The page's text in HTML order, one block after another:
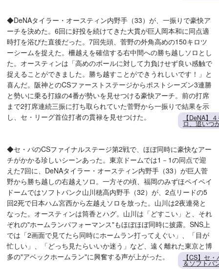
◆DeNAタイラー・オースティン内野手（33）が、一振りで豪快ア
ーチを決めた。6回に好投を続けてきた大貫が巨人岡本和に同点適
時打を浴びた直後だった。7回先頭、菅野の外角高めの150キロツ
ーシームを捉えた。柵越えを確信する右中間への勝ち越しソロとし
た。オースティンは「高めのボールに対して力負けせず良い感触で
捉えることができました。勝ち越すことができうれしいです！」と
喜んだ。阪神とのCSファーストステージからポストシーズン3連勝
と勢いに乗る打線の4番が勢いを見せつける豪快アーチ。前の打席
まで2打席連続三振に打ち取られていた菅野から一振りで結果を示
し、セ・リーグ首位打者の貫禄を見せつけた。
【DeNA】
ロ、追いつ
◆セ・パのCSファイナルステージ第2戦で、ほぼ同時に豪快なアー
チがかかる珍しいシーンあった。東京ドームでは1－1の同点で迎
えた7回に、DeNAタイラー・オースティン内野手（33）が巨人菅
野から勝ち越しの右越えソロ。一方その頃、福岡のみずほペイペイ
ドームではソフトバンク山川穂高内野手（32）が、2点リードの5
回2死で日本ハム宮西から左越えソロを放った。山川は2夜連発と
なった。オースティンは筒香とハグ。山川は「どすこい」と、それ
ぞれの"ホームランパフォーマンス"もほぼほぼ同時に披露。SNS上
では「2画面で見てたら同時にホームラン打ってえぐい」、「目が
忙しい」、「どっち見たらいいか迷う」など、遠く離れた東京と博
多の"アベックホームラン"に興奮する声が上がった。
【CS】セ
＆ソフトバ